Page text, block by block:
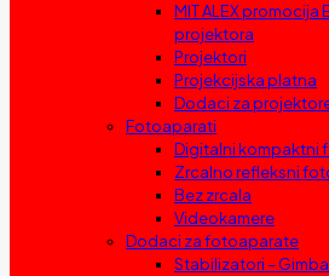
MIT ALEX promocija
projektora
Projektori
Projekcijska platna
Dodaci za
Fotoaparati
Digitalni kompaktni
Zrcalno refleksni
Bez zrcala
Videokamere
Dodaci za fotoaparate
Stabilizatori –